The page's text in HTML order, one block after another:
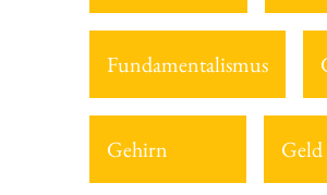
Fundamentalismus
Gehirn Geld